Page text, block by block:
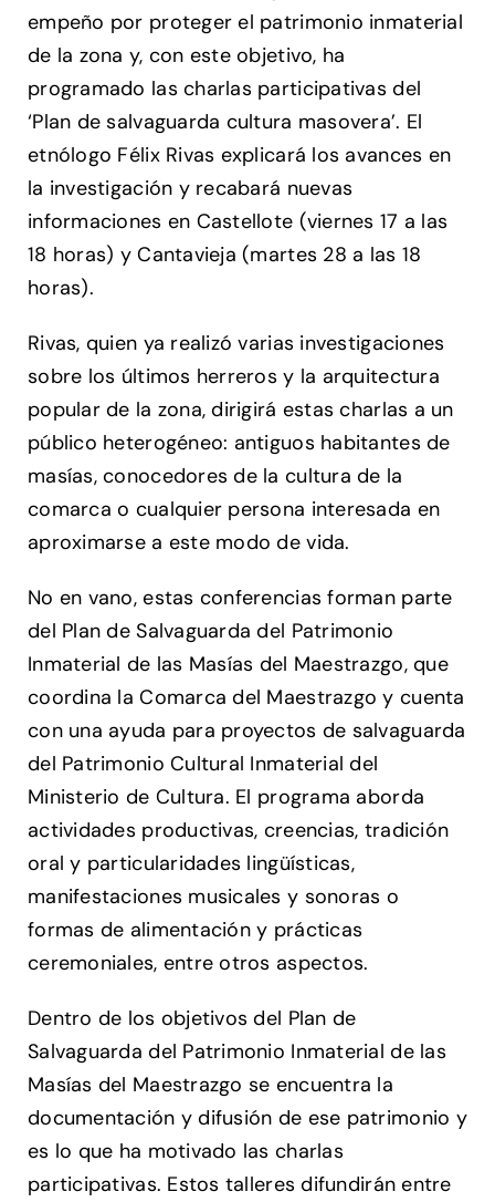
empeño por proteger el patrimonio inmaterial
de la zona y, con este objetivo, ha
programado las charlas participativas del
‘Plan de salvaguarda cultura masovera’. El
etnólogo Félix Rivas explicará los avances en
la investigación y recabará nuevas
informaciones en Castellote (viernes 17 a las
18 horas) y Cantavieja (martes 28 a las 18
horas).
Rivas, quien ya realizó varias investigaciones
sobre los últimos herreros y la arquitectura
popular de la zona, dirigirá estas charlas a un
público heterogéneo: antiguos habitantes de
masías, conocedores de la cultura de la
comarca o cualquier persona interesada en
aproximarse a este modo de vida.
No en vano, estas conferencias forman parte
del Plan de Salvaguarda del Patrimonio
Inmaterial de las Masías del Maestrazgo, que
coordina la Comarca del Maestrazgo y cuenta
con una ayuda para proyectos de salvaguarda
del Patrimonio Cultural Inmaterial del
Ministerio de Cultura. El programa aborda
actividades productivas, creencias, tradición
oral y particularidades lingüísticas,
manifestaciones musicales y sonoras o
formas de alimentación y prácticas
ceremoniales, entre otros aspectos.
Dentro de los objetivos del Plan de
Salvaguarda del Patrimonio Inmaterial de las
Masías del Maestrazgo se encuentra la
documentación y difusión de ese patrimonio y
es lo que ha motivado las charlas
participativas. Estos talleres difundirán entre